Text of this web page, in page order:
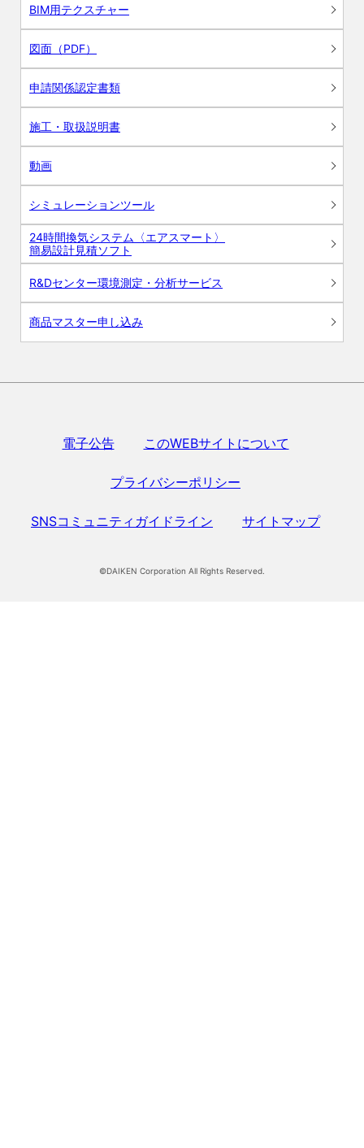
BIM用テクスチャー
図面（PDF）
申請関係認定書類
施工・取扱説明書
動画
シミュレーションツール
24時間換気システム〈エアスマート〉
簡易設計見積ソフト
R&Dセンター環境測定・分析サービス
商品マスター申し込み
電子公告 このWEBサイトについて
プライバシーポリシー
SNSコミュニティガイドライン サイトマップ
©DAIKEN Corporation All Rights Reserved.